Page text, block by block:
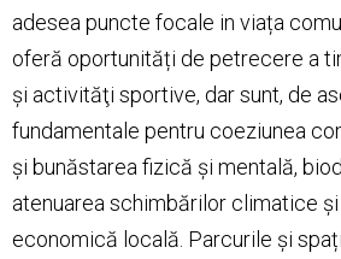
adesea puncte focale in viața
oferă oportunități de petrecere a
și activităţi sportive, dar sunt, de
fundamentale pentru coeziunea
și bunăstarea fizică și mentală,
atenuarea schimbărilor climatice
economică locală. Parcurile și